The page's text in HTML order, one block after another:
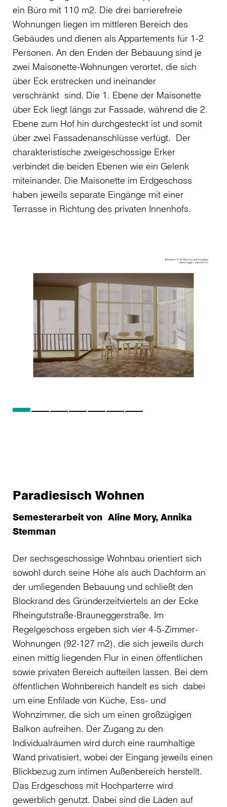
ein Büro mit 110 m2. Die drei barrierefreie
Wohnungen liegen im mittleren Bereich des
Gebäudes und dienen als Appartements für 1-2
Personen. An den Enden der Bebauung sind je
zwei Maisonette-Wohnungen verortet, die sich
über Eck erstrecken und ineinander
verschränkt sind. Die 1. Ebene der Maisonette
über Eck liegt längs zur Fassade, während die 2.
Ebene zum Hof hin durchgesteckt ist und somit
über zwei Fassadenanschlüsse verfügt. Der
charakteristische zweigeschossige Erker
verbindet die beiden Ebenen wie ein Gelenk
miteinander. Die Maisonette im Erdgeschoss
haben jeweils separate Eingänge mit einer
Terrasse in Richtung des privaten Innenhofs.
Paradiesisch Wohnen
Semesterarbeit von Aline Mory, Annika
Stemman
Der sechsgeschossige Wohnbau orientiert sich
sowohl durch seine Höhe als auch Dachform an
der umliegenden Bebauung und schließt den
Blockrand des Gründerzeitviertels an der Ecke
Rheingutstraße-Brauneggerstraße. Im
Regelgeschoss ergeben sich vier 4-5-Zimmer-
Wohnungen (92-127 m2), die sich jeweils durch
einen mittig liegenden Flur in einen öffentlichen
sowie privaten Bereich aufteilen lassen. Bei dem
öffentlichen Wohnbereich handelt es sich dabei
um eine Enfilade von Küche, Ess- und
Wohnzimmer, die sich um einen großzügigen
Balkon aufreihen. Der Zugang zu den
Individualräumen wird durch eine raumhaltige
Wand privatisiert, wobei der Eingang jeweils einen
Blickbezug zum intimen Außenbereich herstellt.
Das Erdgeschoss mit Hochparterre wird
gewerblich genutzt. Dabei sind die Läden auf